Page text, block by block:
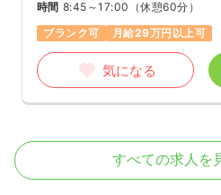
時間 8:45～17:00 （休憩60分）
ブランク可
月給29万円以上可
気になる
外来 正・准看護師すべての求人を